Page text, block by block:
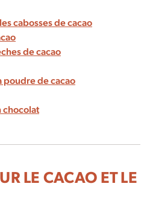
cabosses de cacao
de cacao
poudre de cacao
chocolat
LE CACAO ET LE